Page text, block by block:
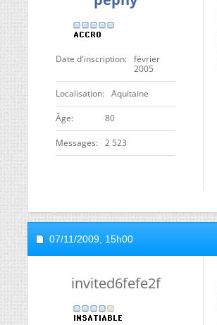
Date d'inscription
février
2005
Localisation Aquitaine
ge 80
Messages 2 523
07/11/2009, 15h00
invited6fefe2f